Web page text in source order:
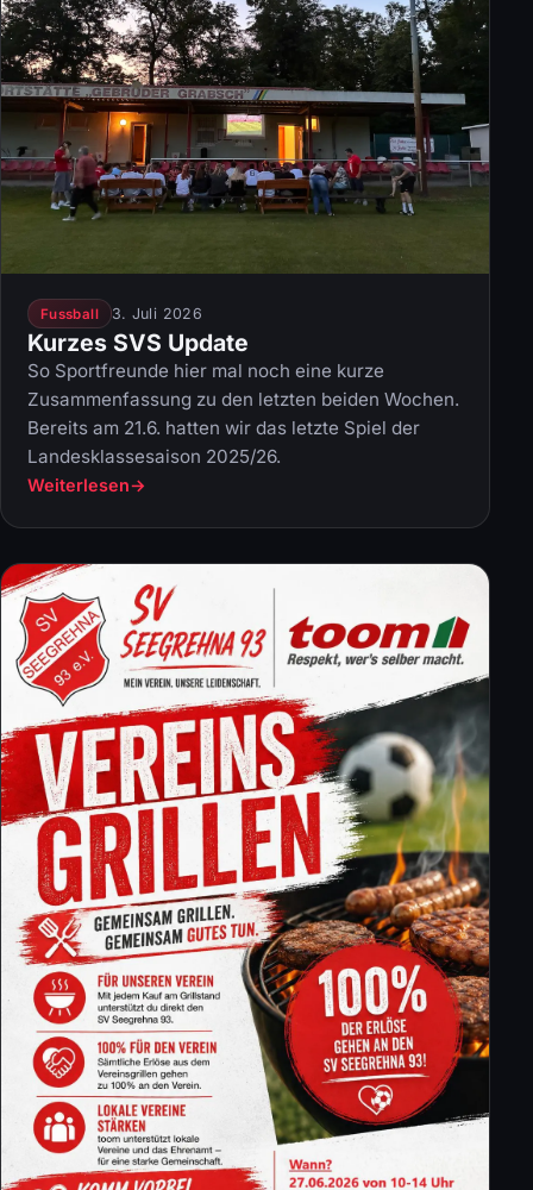
Fussball 3. Juli 2026
Kurzes SVS Update
So Sportfreunde hier mal noch eine kurze
Zusammenfassung zu den letzten beiden Wochen.
Bereits am 21.6. hatten wir das letzte Spiel der
Landesklassesaison 2025/26.
Weiterlesen